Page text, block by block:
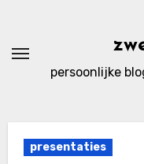
de
persoonlijke
presentaties